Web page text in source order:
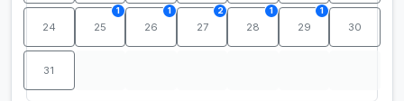
24 25
1
26
1
27
2
28
1
29
1
30
31